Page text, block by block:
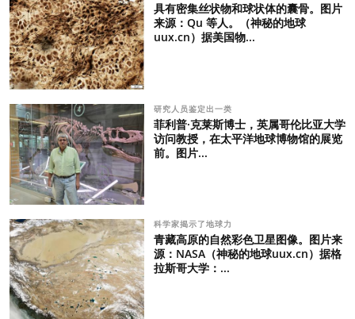
具有密集丝状物和球状体的囊骨。图片
来源：Qu 等人。（神秘的地球
uux.cn）据美国物...
研究人员鉴定出一类
菲利普·克莱斯博士，英属哥伦比亚大学
访问教授，在太平洋地球博物馆的展览
前。图片...
科学家揭示了地球力
青藏高原的自然彩色卫星图像。图片来
源：NASA（神秘的地球uux.cn）据格
拉斯哥大学：...